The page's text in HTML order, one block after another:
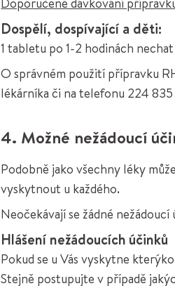
Dospělí, dospívající a děti:
1 tabletu po 1-2 hodinách
O správném použití přípravku
lékárníka či na telefonu 224
4. Možné nežádoucí
Podobně jako všechny léky
vyskytnout u každého.
Neočekávají se žádné nežádoucí
Hlášení nežádoucích účinků
Pokud se u Vás vyskytne
Stejně postupujte v případě